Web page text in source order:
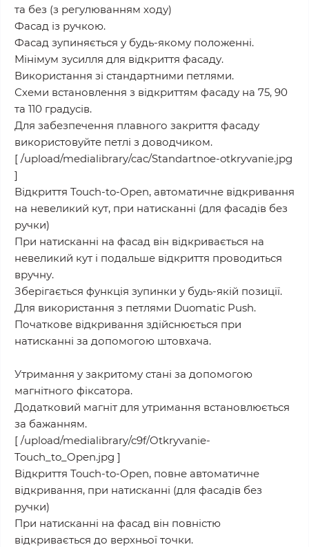
та без (з регулюванням ходу)
Фасад із ручкою.
Фасад зупиняється у будь-якому положенні.
Мінімум зусилля для відкриття фасаду.
Використання зі стандартними петлями.
Схеми встановлення з відкриттям фасаду на 75, 90
та 110 градусів.
Для забезпечення плавного закриття фасаду
використовуйте петлі з доводчиком.
[ /upload/medialibrary/cac/Standartnoe-otkryvanie.jpg
]
Відкриття Touch-to-Open, автоматичне відкривання
на невеликий кут, при натисканні (для фасадів без
ручки)
При натисканні на фасад він відкривається на
невеликий кут і подальше відкриття проводиться
вручну.
Зберігається функція зупинки у будь-якій позиції.
Для використання з петлями Duomatic Push.
Початкове відкривання здійснюється при
натисканні за допомогою штовхача.
Утримання у закритому стані за допомогою
магнітного фіксатора.
Додатковий магніт для утримання встановлюється
за бажанням.
[ /upload/medialibrary/c9f/Otkryvanie-
Touch_to_Open.jpg ]
Відкриття Touch-to-Open, повне автоматичне
відкривання, при натисканні (для фасадів без
ручки)
При натисканні на фасад він повністю
відкривається до верхньої точки.